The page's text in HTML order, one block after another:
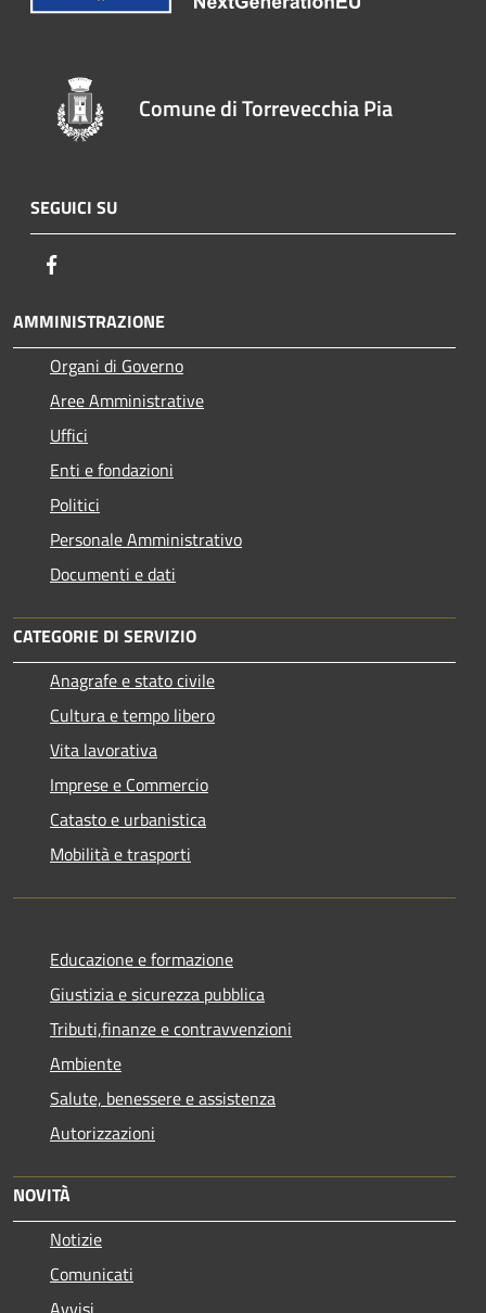
Comune di Torrevecchia Pia
SEGUICI SU
AMMINISTRAZIONE
Organi di Governo
Aree Amministrative
Uffici
Enti e fondazioni
Politici
Personale Amministrativo
Documenti e dati
CATEGORIE DI SERVIZIO
Anagrafe e stato civile
Cultura e tempo libero
Vita lavorativa
Imprese e Commercio
Catasto e urbanistica
Mobilità e trasporti
Educazione e formazione
Giustizia e sicurezza pubblica
Tributi,finanze e contravvenzioni
Ambiente
Salute, benessere e assistenza
Autorizzazioni
NOVITÀ
Notizie
Comunicati